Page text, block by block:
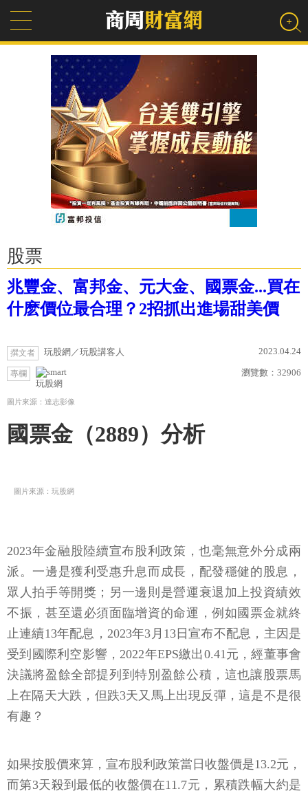
股票
兆豐金、富邦金、元大金、國票金...買在
什麽價位最合理？2招抓出進場甜美價
撰文者 玩股網／玩股講客人 2023.04.24
專欄
玩股網
瀏覽數： 32906
圖片來源：達志影像
國票金（2889）分析
圖片來源：玩股網
2023年金融股陸續宣布股利政策，也毫無意外分成兩
派。一邊是獲利受惠升息而成長，配發穩健的股息，
眾人拍手等開獎；另一邊則是營運衰退加上投資績效
不振，甚至還必須面臨增資的命運，例如國票金就終
止連續13年配息，2023年3月13日宣布不配息，主因是
受到國際利空影響，2022年EPS繳出0.41元，經董事會
決議將盈餘全部提列到特別盈餘公積，這也讓股票馬
上在隔天大跌，但跌3天又馬上出現反彈，這是不是很
有趣？
如果按股價來算，宣布股利政策當日收盤價是13.2元，
而第3天殺到最低的收盤價在11.7元，累積跌幅大約是